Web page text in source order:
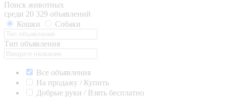
Поиск животных
среди 20 329 объявлений
Кошки
Собаки
Тип объявления
Все объявления
На продажу / Купить
Добрые руки / Взять бесплатно